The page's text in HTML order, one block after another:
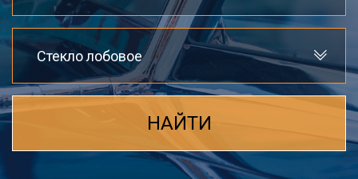
Стекло лобовое
НАЙТИ